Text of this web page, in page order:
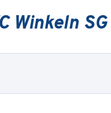
Winkeln SG